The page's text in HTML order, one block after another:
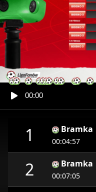
00:00
1 Bramka
00:04:57
2 Bramka
00:07:05